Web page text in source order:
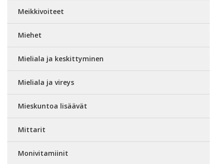
Meikkivoiteet
Miehet
Mieliala ja keskittyminen
Mieliala ja vireys
Mieskuntoa lisäävät
Mittarit
Monivitamiinit